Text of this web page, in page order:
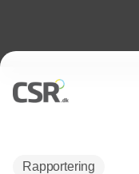
Rapportering